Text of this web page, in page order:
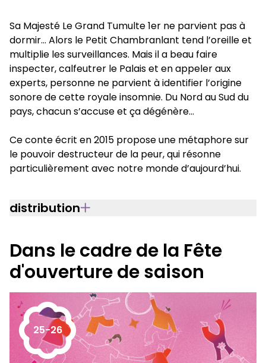
Sa Majesté Le Grand Tumulte 1er ne parvient pas à
dormir… Alors le Petit Chambranlant tend l’oreille et
multiplie les surveillances. Mais il a beau faire
inspecter, calfeutrer le Palais et en appeler aux
experts, personne ne parvient à identifier l’origine
sonore de cette royale insomnie. Du Nord au Sud du
pays, chacun s’accuse et ça dégénère…
Ce conte écrit en 2015 propose une métaphore sur
le pouvoir destructeur de la peur, qui résonne
particulièrement avec notre monde d’aujourd’hui.
distribution
Dans le cadre de la Fête
d'ouverture de saison
25-26